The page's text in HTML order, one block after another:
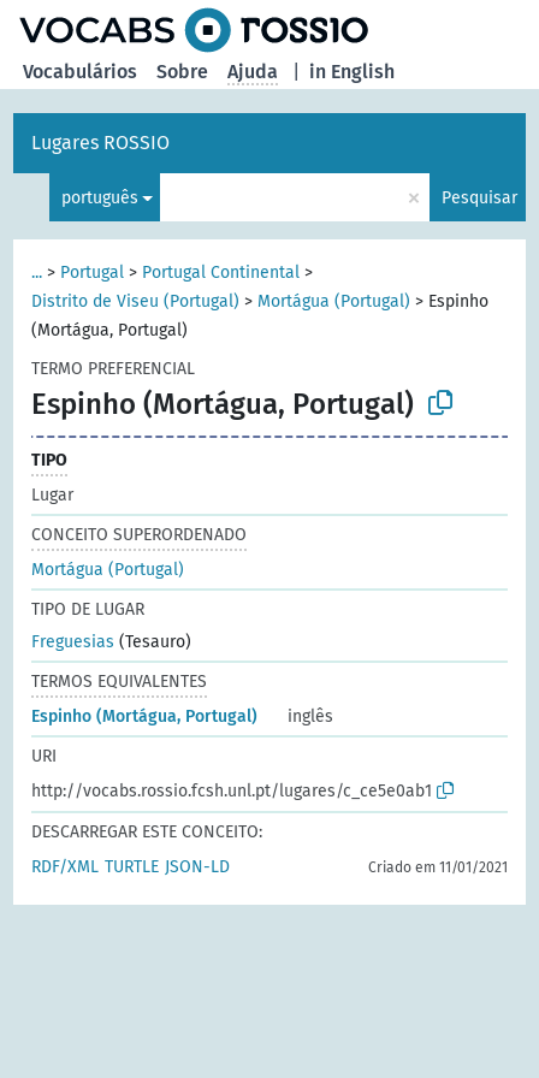
in English
Vocabulários Sobre Ajuda
Lugares ROSSIO
português × Pesquisar
... > Portugal > Portugal Continental >
Distrito de Viseu (Portugal) > Mortágua (Portugal) > Espinho
(Mortágua, Portugal)
TERMO PREFERENCIAL
Espinho (Mortágua, Portugal)
TIPO
Lugar
CONCEITO SUPERORDENADO
Mortágua (Portugal)
TIPO DE LUGAR
Freguesias (Tesauro)
TERMOS EQUIVALENTES
Espinho (Mortágua, Portugal)
inglês
URI
http://vocabs.rossio.fcsh.unl.pt/lugares/c_ce5e0ab1
DESCARREGAR ESTE CONCEITO:
RDF/XML TURTLE JSON-LD Criado em 11/01/2021